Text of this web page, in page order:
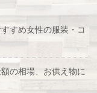
すめ女性の服装・コ
の相場、お供え物に